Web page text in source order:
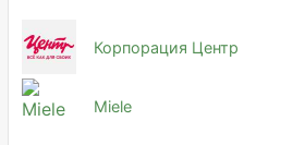
Корпорация Центр
Miele